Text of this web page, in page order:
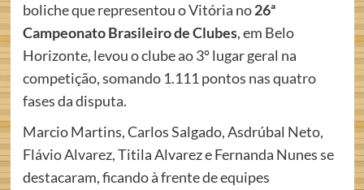
boliche que representou o Vitória no26ª
Campeonato Brasileiro de Clubes, em Belo
Horizonte, levou o clube ao 3º lugar geral na
competição, somando 1.111 pontos nas quatro
fases da disputa.
Marcio Martins, Carlos Salgado, Asdrúbal Neto,
Flávio Alvarez, Titila Alvarez e Fernanda Nunes se
destacaram, ficando à frente de equipes